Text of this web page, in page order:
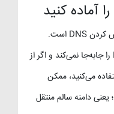
آماده کنید
مهم‌ترین اشتباه در انتقال دامنه، فراموش کردن DNS است.
انتقال ثبت دامنه لزوماً رکوردهای DNS را جابه‌جا نمی‌کند و اگر از
می‌کنید، ممکن
دامنه سالم منتقل